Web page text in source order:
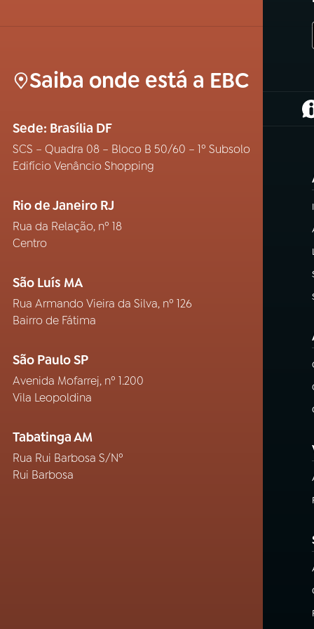
Saiba onde está a EBC
Sede: Brasília DF
SCS – Quadra 08 – Bloco B 50/60 – 1º Subsolo
Edifício Venâncio Shopping
Rio de Janeiro RJ
Rua da Relação, nº 18
Centro
São Luís MA
Rua Armando Vieira da Silva, nº 126
Bairro de Fátima
São Paulo SP
Avenida Mofarrej, nº 1.200
Vila Leopoldina
Tabatinga AM
Rua Rui Barbosa S/Nº
Rui Barbosa